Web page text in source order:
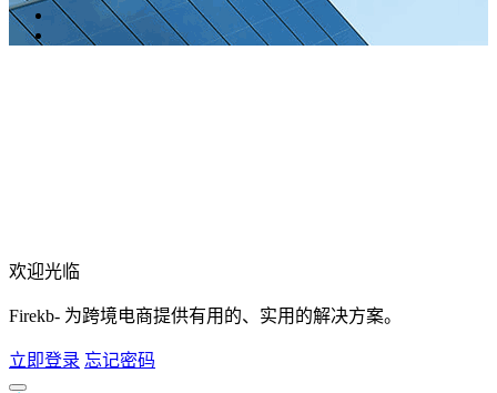
欢迎光临
Firekb- 为跨境电商提供有用的、实用的解决方案。
立即登录 忘记密码